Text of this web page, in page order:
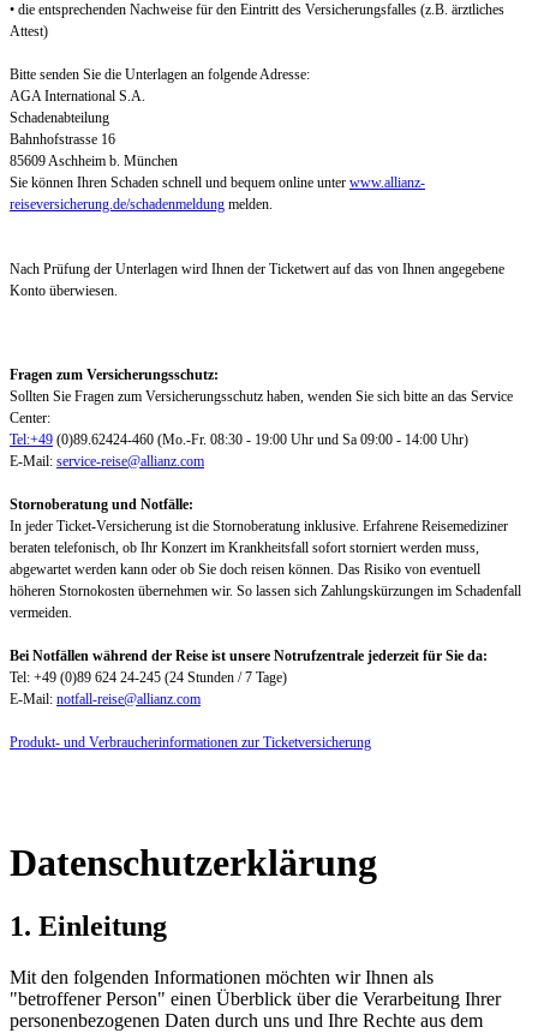
• die entsprechenden Nachweise für den Eintritt des Versicherungsfalles (z.B. ärztliches
Attest)
Bitte senden Sie die Unterlagen an folgende Adresse:
AGA International S.A.
Schadenabteilung
Bahnhofstrasse 16
85609 Aschheim b. München
Sie können Ihren Schaden schnell und bequem online unter www.allianz-
reiseversicherung.de/schadenmeldung melden.
Nach Prüfung der Unterlagen wird Ihnen der Ticketwert auf das von Ihnen angegebene
Konto überwiesen.
Fragen zum Versicherungsschutz:
Sollten Sie Fragen zum Versicherungsschutz haben, wenden Sie sich bitte an das Service
Center:
Tel:+49 (0)89.62424-460 (Mo.-Fr. 08:30 - 19:00 Uhr und Sa 09:00 - 14:00 Uhr)
E-Mail: service-reise@allianz.com
Stornoberatung und Notfälle:
In jeder Ticket-Versicherung ist die Stornoberatung inklusive. Erfahrene Reisemediziner
beraten telefonisch, ob Ihr Konzert im Krankheitsfall sofort storniert werden muss,
abgewartet werden kann oder ob Sie doch reisen können. Das Risiko von eventuell
höheren Stornokosten übernehmen wir. So lassen sich Zahlungskürzungen im Schadenfall
vermeiden.
Bei Notfällen während der Reise ist unsere Notrufzentrale jederzeit für Sie da:
Tel: +49 (0)89 624 24-245 (24 Stunden / 7 Tage)
E-Mail: notfall-reise@allianz.com
Produkt- und Verbraucherinformationen zur Ticketversicherung
Datenschutzerklärung
1. Einleitung
Mit den folgenden Informationen möchten wir Ihnen als
"betroffener Person" einen Überblick über die Verarbeitung Ihrer
personenbezogenen Daten durch uns und Ihre Rechte aus dem